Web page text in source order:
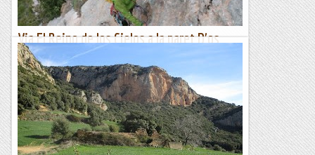
Via El Reino de los Cielos a la paret D'os
Güeis
Al famós Castell de Loarre es va filmar el 2005 la pelicula "El
reino de los cielos". Nom que dona titol aquesta bonica i
tranquila vieta.Nosaltres com som per la...
Les altres vies...